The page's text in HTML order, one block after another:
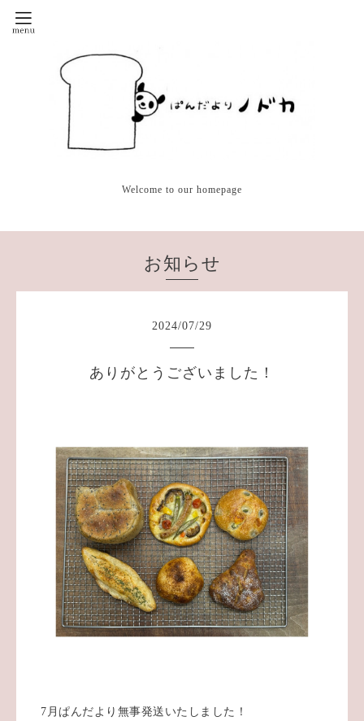
Welcome to our homepage
お知らせ
2024/07/29
ありがとうございました！
7月ぱんだより無事発送いたしました！